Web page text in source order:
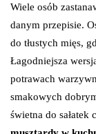
Wiele osób
danym przepisie.
do tłustych mięs,
Łagodniejsza
potrawach
smakowych
świetna do